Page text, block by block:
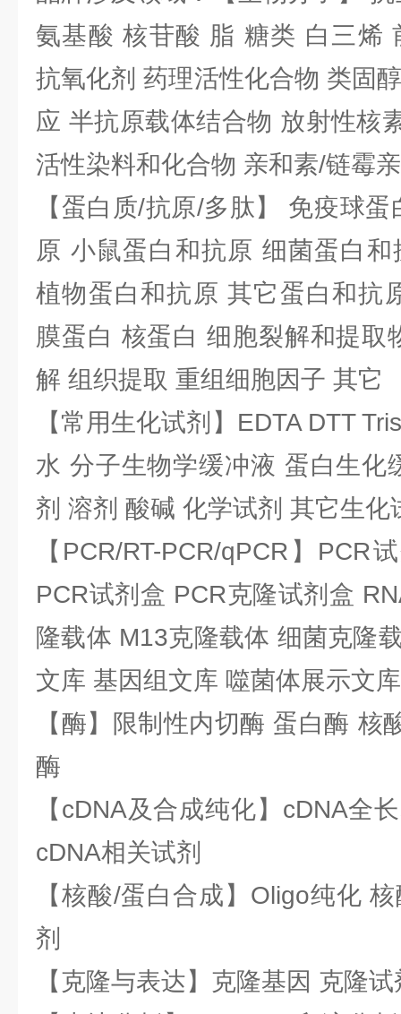
氨基酸 核苷酸 脂 糖类 白三烯
抗氧化剂 药理活性化合物 类固
应 半抗原载体结合物 放射性核
活性染料和化合物 亲和素/链霉
【蛋白质/抗原/多肽】 免疫球
原 小鼠蛋白和抗原 细菌蛋白
植物蛋白和抗原 其它蛋白和抗
膜蛋白 核蛋白 细胞裂解和提取
解 组织提取 重组细胞因子 其它
【常用生化试剂】EDTA DTT
水 分子生物学缓冲液 蛋白生化
剂 溶剂 酸碱 化学试剂 其它生化
【PCR/RT-PCR/qPCR】PCR
PCR试剂盒 PCR克隆试剂盒
隆载体 M13克隆载体 细菌克隆
文库 基因组文库 噬菌体展示文库
【酶】限制性内切酶 蛋白酶 核
酶
【cDNA及合成纯化】cDNA全
cDNA相关试剂
【核酸/蛋白合成】Oligo纯化
剂
【克隆与表达】克隆基因 克隆